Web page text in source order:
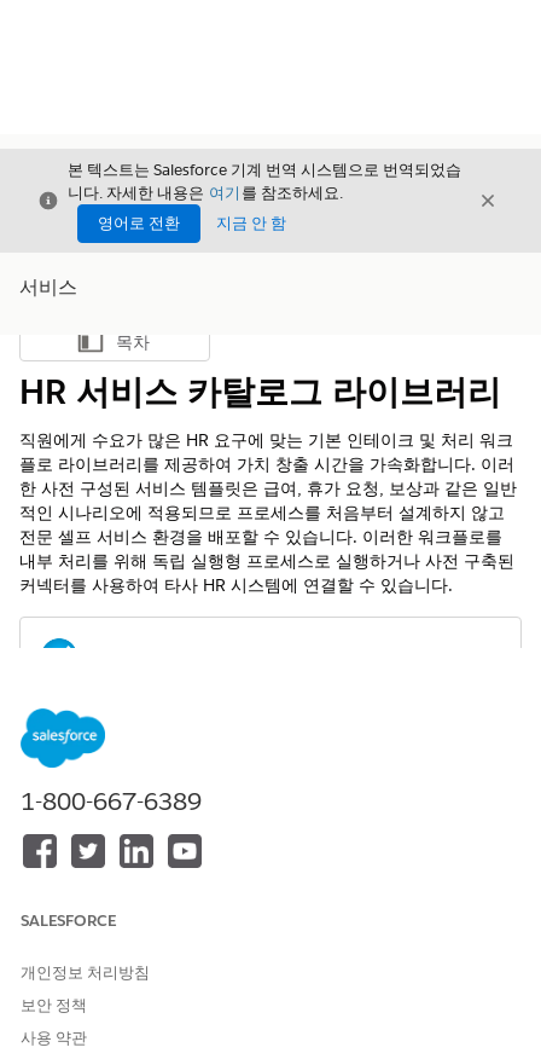
닫기
본 텍스트는 Salesforce 기계 번역 시스템으로 번역되었습
니다. 자세한 내용은 여기 를 참조하세요.
영어로 전환
지금 안 함
닫기
서비스
목차 표시
목차
HR 서비스 카탈로그 라이브러리
직원에게 수요가 많은 HR 요구에 맞는 기본 인테이크 및 처리 워크
플로 라이브러리를 제공하여 가치 창출 시간을 가속화합니다. 이러
한 사전 구성된 서비스 템플릿은 급여, 휴가 요청, 보상과 같은 일반
적인 시나리오에 적용되므로 프로세스를 처음부터 설계하지 않고
전문 셀프 서비스 환경을 배포할 수 있습니다. 이러한 워크플로를
내부 처리를 위해 독립 실행형 프로세스로 실행하거나 사전 구축된
커넥터를 사용하여 타사 HR 시스템에 연결할 수 있습니다.
노트
서비스 카탈로그 템플릿의 사전 구축된 인테이크 및 처리 플
로는 현지화되지 않습니다. 플로 화면 레이블은 사용자의 로캘에
관계없이 영어로 표시됩니다.
커넥터 기반 HR 서비스 템플릿
해당 템플릿을 사용하여 핵심 직원 작업을 레코드의 외부 시스
타사 HR, ID, 금융 플랫폼에 데이터를 원활하게 전달하는 구조
다. 이를 통해 통합 HR 기술 스택 전체에서 즉각적인 데이터 일
운스트림 워크플로를 트리거합니다.
1-800-667-6389
SALESFORCE
개인정보 처리방침
보안 정책
사용 약관